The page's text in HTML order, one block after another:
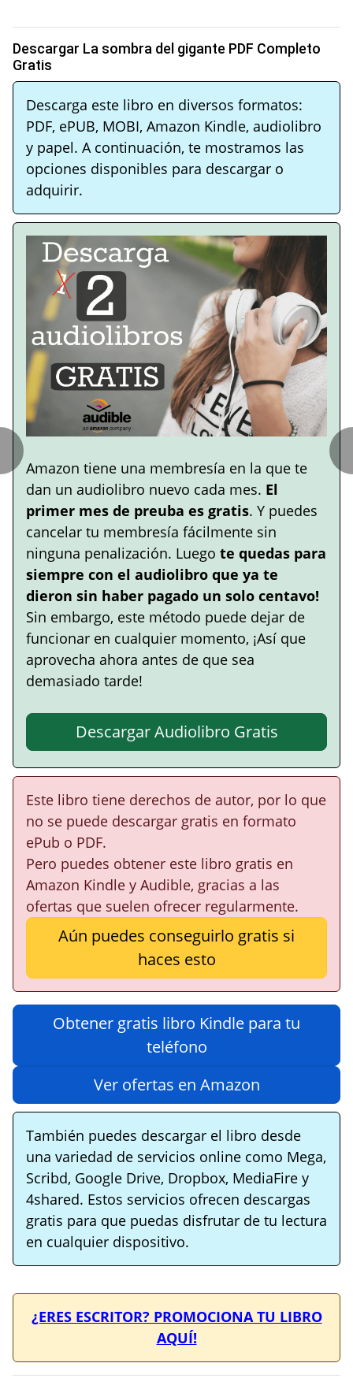
Descargar La sombra del gigante PDF Completo
Gratis
Descarga este libro en diversos formatos:
PDF, ePUB, MOBI, Amazon Kindle, audiolibro
y papel. A continuación, te mostramos las
opciones disponibles para descargar o
adquirir.
Amazon tiene una membresía en la que te
dan un audiolibro nuevo cada mes. El
primer mes de preuba es gratis. Y puedes
cancelar tu membresía fácilmente sin
ninguna penalización. Luego te quedas para
siempre con el audiolibro que ya te
dieron sin haber pagado un solo centavo!
Sin embargo, este método puede dejar de
funcionar en cualquier momento, ¡Así que
aprovecha ahora antes de que sea
demasiado tarde!
Descargar Audiolibro Gratis
Este libro tiene derechos de autor, por lo que
no se puede descargar gratis en formato
ePub o PDF.
Pero puedes obtener este libro gratis en
Amazon Kindle y Audible, gracias a las
ofertas que suelen ofrecer regularmente.
Aún puedes conseguirlo gratis si
haces esto
Obtener gratis libro Kindle para tu
teléfono
Ver ofertas en Amazon
También puedes descargar el libro desde
una variedad de servicios online como Mega,
Scribd, Google Drive, Dropbox, MediaFire y
4shared. Estos servicios ofrecen descargas
gratis para que puedas disfrutar de tu lectura
en cualquier dispositivo.
¿ERES ESCRITOR? PROMOCIONA TU LIBRO
AQUÍ!